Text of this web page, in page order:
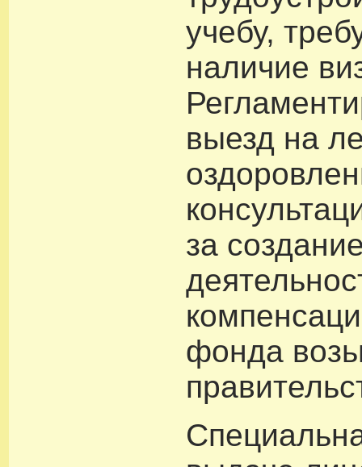
учебу,
наличие
выезд на
за
фонда